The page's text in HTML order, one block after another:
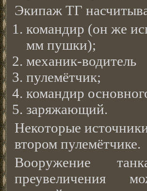
Экипаж ТГ
командир (он же
мм пушки);
механик-водитель
пулемётчик;
командир
заряжающий.
Некоторые
втором пулемётчике.
Вооружение
преувеличения